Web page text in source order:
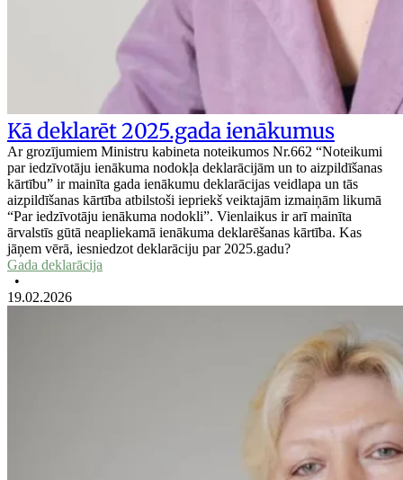
Kā deklarēt 2025.gada ienākumus
Ar grozījumiem Ministru kabineta noteikumos Nr.662 “Noteikumi
par iedzīvotāju ienākuma nodokļa deklarācijām un to aizpildīšanas
kārtību” ir mainīta gada ienākumu deklarācijas veidlapa un tās
aizpildīšanas kārtība atbilstoši iepriekš veiktajām izmaiņām likumā
“Par iedzīvotāju ienākuma nodokli”. Vienlaikus ir arī mainīta
ārvalstīs gūtā neapliekamā ienākuma deklarēšanas kārtība. Kas
jāņem vērā, iesniedzot deklarāciju par 2025.gadu?
Gada deklarācija
•
19.02.2026